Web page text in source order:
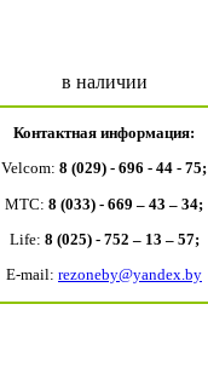
в наличии
Контактная информация:
Velcom: 8 (029) - 696 - 44 - 75;
MTC: 8 (033) - 669 – 43 – 34;
Life: 8 (025) - 752 – 13 – 57;
E-mail: rezoneby@yandex.by